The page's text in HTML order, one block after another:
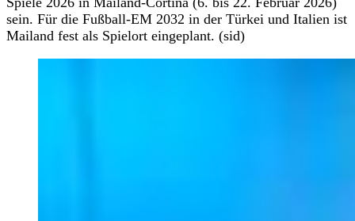
sein. Für die Fußball-EM 2032 in der Türkei und Italien ist
Mailand fest als Spielort eingeplant. (sid)